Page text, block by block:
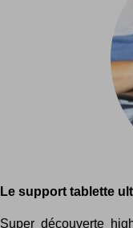
Le support tablette
Super découverte